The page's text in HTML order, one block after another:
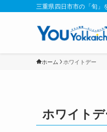
三重県四日市市の「旬」
ホーム ホワイトデー
ホワイト